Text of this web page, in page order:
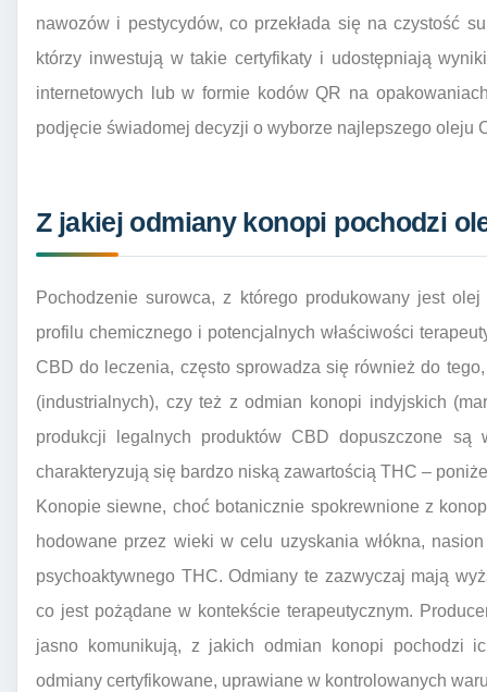
nawozów i pestycydów, co przekłada się na czystość
którzy inwestują w takie certyfikaty i udostępniają
internetowych lub w formie kodów QR na
podjęcie świadomej decyzji o wyborze najlepszego oleju
Z jakiej odmiany konopi pochodzi
Pochodzenie surowca, z którego produkowany jest
profilu chemicznego i potencjalnych właściwości
CBD do leczenia, często sprowadza się również do
(industrialnych), czy też z odmian konopi indyjskich
produkcji legalnych produktów CBD dopuszczone są
charakteryzują się bardzo niską zawartością THC –
Konopie siewne, choć botanicznie spokrewnione z
hodowane przez wieki w celu uzyskania włókna,
psychoaktywnego THC. Odmiany te zazwyczaj mają
co jest pożądane w kontekście terapeutycznym.
jasno komunikują, z jakich odmian konopi pochodzi
odmiany certyfikowane, uprawiane w kontrolowanych